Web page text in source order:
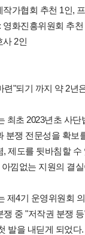
가협회 추천 1인,
화진흥위원회 추천
2인
"되기 까지 약 2년
최초 2023년초 사
분쟁 전문성을 확보
제도를 뒷바침할
낌없는 지원의 결
제4기 운영위원회
중 "저작권 분쟁
발을 내딛게 되었다.